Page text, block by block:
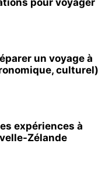
pour voyager
un voyage à
culturel)
expériences à
Zélande